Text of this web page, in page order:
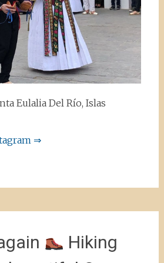
Eulalia Del Río, Islas
⇒
Hiking